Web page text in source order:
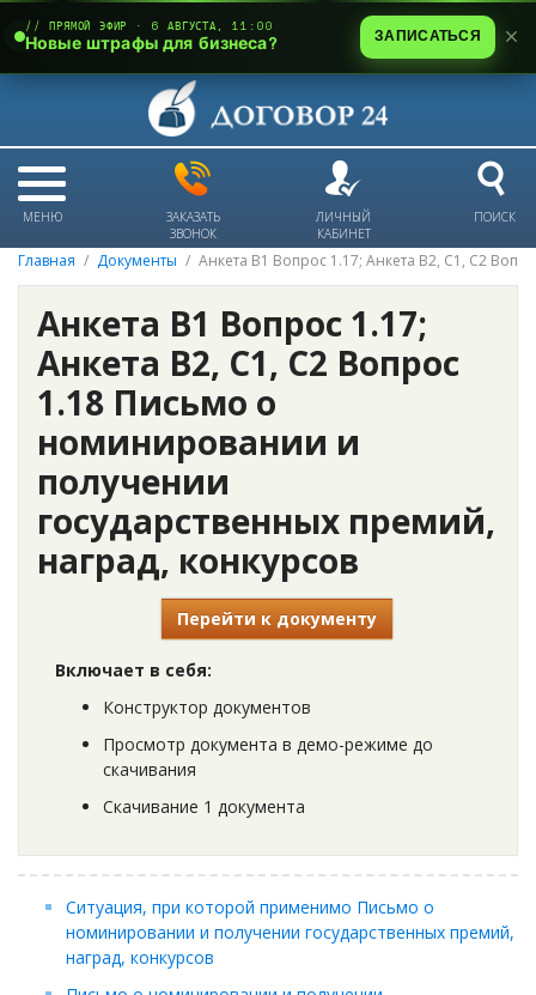
МЕНЮ
ЗАКАЗАТЬ
ЗВОНОК
ЛИЧНЫЙ
КАБИНЕТ
ПОИСК
Главная Документы Анкета В1 Вопрос 1.17; Анкета В2, С1, С2
Анкета В1 Вопрос 1.17;
Анкета В2, С1, С2 Вопрос
1.18 Письмо о
номинировании и
получении
государственных премий,
наград, конкурсов
Перейти к документу
Включает в себя:
Конструктор документов
Просмотр документа в демо-режиме до
скачивания
Скачивание 1 документа
Ситуация, при которой применимо Письмо о
номинировании и получении государственных премий,
наград, конкурсов
// ПРЯМОЙ ЭФИР · 6 АВГУСТА, 11:00
Новые штрафы для бизнеса? ЗАПИСАТЬСЯ